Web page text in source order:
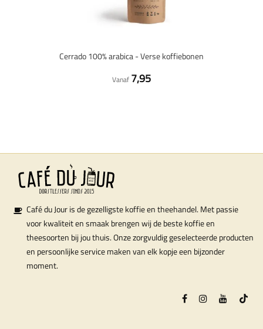
Cerrado 100% arabica - Verse koffiebonen
Vanaf 7,95
Café du Jour is de gezelligste koffie en theehandel. Met passie
voor kwaliteit en smaak brengen wij de beste koffie en
theesoorten bij jou thuis. Onze zorgvuldig geselecteerde producten
en persoonlijke service maken van elk kopje een bijzonder
moment.